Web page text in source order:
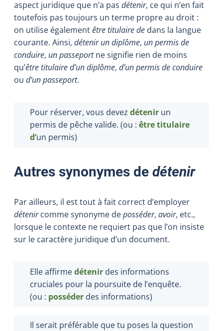
aspect juridique que n’a pas détenir, ce qui n’en fait
toutefois pas toujours un terme propre au droit :
on utilise égalementêtre titulaire de dans la langue
courante. Ainsi, détenir un diplôme, un permis de
conduire, un passeportne signifie rien de moins
qu’être titulaire d’un diplôme, d’un permis de conduire
ou d’un passeport.
Pour réserver, vous devez détenir un
permis de pêche valide. (ou : êtretitulaire
d’un permis)
Autres synonymes de détenir
Par ailleurs, il est tout à fait correct d’employer
détenircomme synonyme deposséder, avoir, etc.,
lorsque le contexte ne requiert pas que l’on insiste
sur le caractère juridique d’un document.
Elle affirmedétenir des informations
cruciales pour la poursuite de l’enquête.
(ou : posséder des informations)
Il serait préférable que tu poses la question